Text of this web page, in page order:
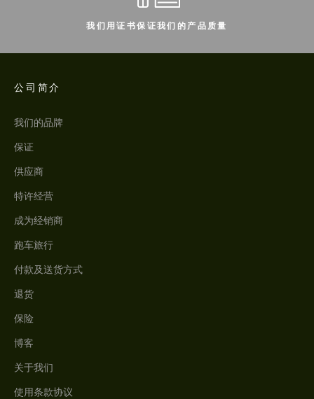
我们用证书保证我们的产品质量
公司简介
我们的品牌
保证
供应商
特许经营
成为经销商
跑车旅行
付款及送货方式
退货
保险
博客
关于我们
使用条款协议